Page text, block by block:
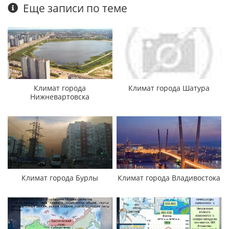
Еще записи по теме
Климат города
Нижневартовска
Климат города Шатура
Климат города Бурлы Климат города Владивостока